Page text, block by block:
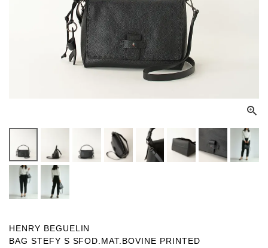
HENRY BEGUELIN
BAG STEFY S SFOD.MAT.BOVINE PRINTED